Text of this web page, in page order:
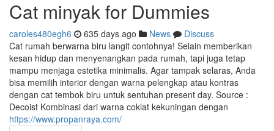
Cat minyak for Dummies
caroles480egh6 635 days ago News
Discuss
Cat rumah berwarna biru langit contohnya! Selain memberikan
kesan hidup dan menyenangkan pada rumah, tapi juga tetap
mampu menjaga estetika minimalis. Agar tampak selaras, Anda
bisa memilih interior dengan warna pelengkap atau kontras
dengan cat tembok biru untuk sentuhan present day. Source :
Decoist Kombinasi dari warna coklat kekuningan dengan
https://www.propanraya.com/